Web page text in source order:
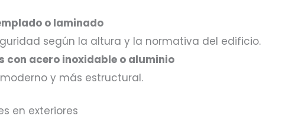
o laminado
según la altura y la normativa del edificio.
con acero inoxidable o aluminio
y más estructural.
en exteriores